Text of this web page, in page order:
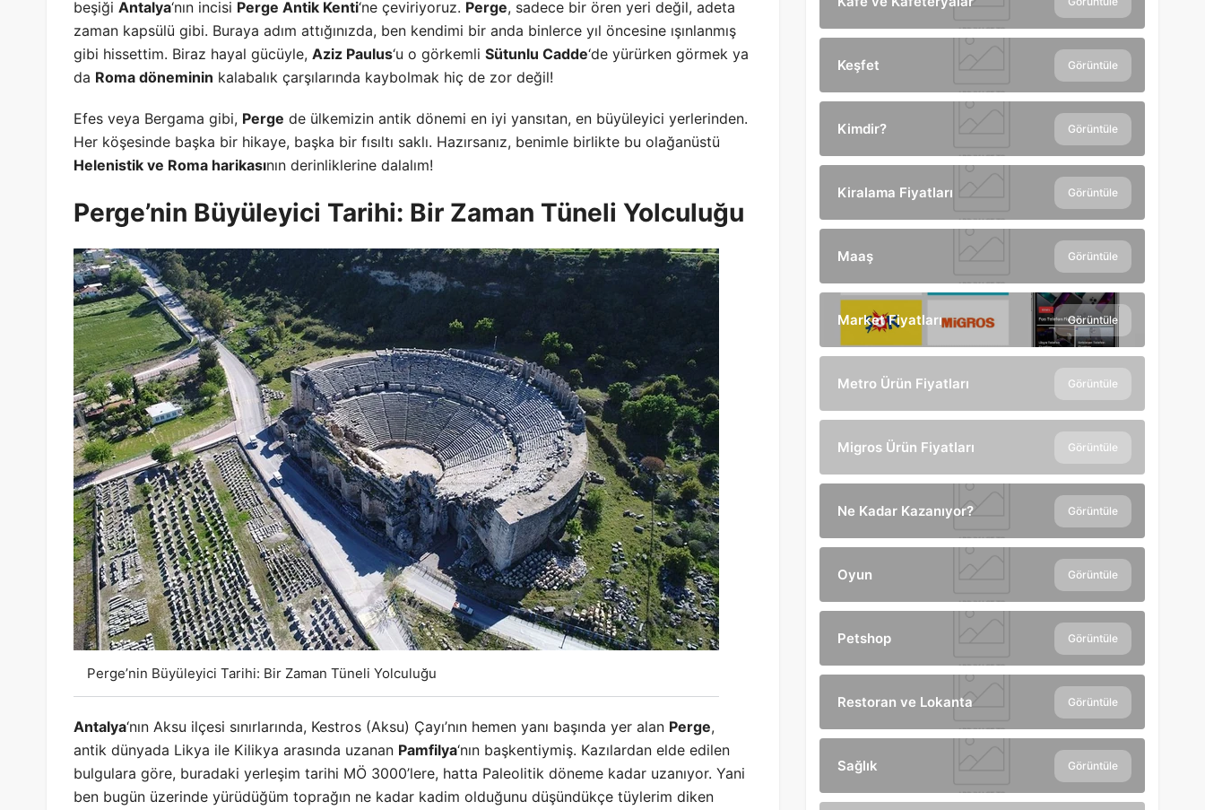
beşiği Antalya‘nın incisi Perge Antik Kenti‘ne çeviriyoruz. Perge, sadece bir ören yeri değil, adeta
zaman kapsülü gibi. Buraya adım attığınızda, ben kendimi bir anda binlerce yıl öncesine ışınlanmış
gibi hissettim. Biraz hayal gücüyle, Aziz Paulus‘u o görkemli Sütunlu Cadde‘de yürürken görmek ya
da Roma döneminin kalabalık çarşılarında kaybolmak hiç de zor değil!
Efes veya Bergama gibi, Perge de ülkemizin antik dönemi en iyi yansıtan, en büyüleyici yerlerinden.
Her köşesinde başka bir hikaye, başka bir fısıltı saklı. Hazırsanız, benimle birlikte bu olağanüstü
Helenistik ve Roma harikasının derinliklerine dalalım!
Perge’nin Büyüleyici Tarihi: Bir Zaman Tüneli Yolculuğu
Perge’nin Büyüleyici Tarihi: Bir Zaman Tüneli Yolculuğu
Antalya‘nın Aksu ilçesi sınırlarında, Kestros (Aksu) Çayı’nın hemen yanı başında yer alan Perge,
antik dünyada Likya ile Kilikya arasında uzanan Pamfilya‘nın başkentiymiş. Kazılardan elde edilen
bulgulara göre, buradaki yerleşim tarihi MÖ 3000’lere, hatta Paleolitik döneme kadar uzanıyor. Yani
ben bugün üzerinde yürüdüğüm toprağın ne kadar kadim olduğunu düşündükçe tüylerim diken
Keşfet Görüntüle
Kimdir? Görüntüle
Kiralama Fiyatları Görüntüle
Maaş Görüntüle
Market Fiyatları Görüntüle
Metro Ürün Fiyatları Görüntüle
Migros Ürün Fiyatları Görüntüle
Ne Kadar Kazanıyor? Görüntüle
Oyun Görüntüle
Petshop Görüntüle
Restoran ve Lokanta Görüntüle
Sağlık Görüntüle